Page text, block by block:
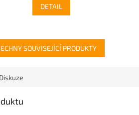
DETAIL
SOUVISEJÍCÍ PRODUKTY
Diskuze